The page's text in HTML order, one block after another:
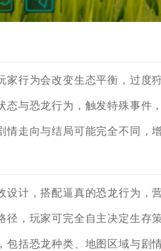
行为会改变生态平衡，过度
与恐龙行为，触发特殊事件
走向与结局可能完全不同，
计，搭配逼真的恐龙行为，
，玩家可完全自主决定生存
括恐龙种类、地图区域与剧